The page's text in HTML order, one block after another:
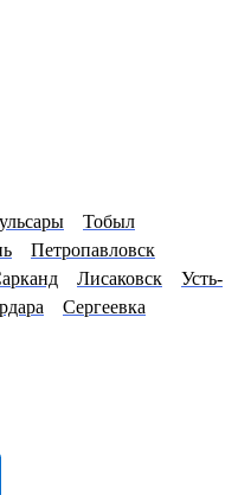
Тобыл
Петропавловск
Лисаковск
Усть-
Сергеевка